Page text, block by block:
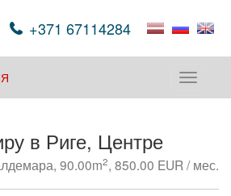
+371 67114284
Toggle
в Риге, Центре
90.00m2, 850.00 EUR / мес.